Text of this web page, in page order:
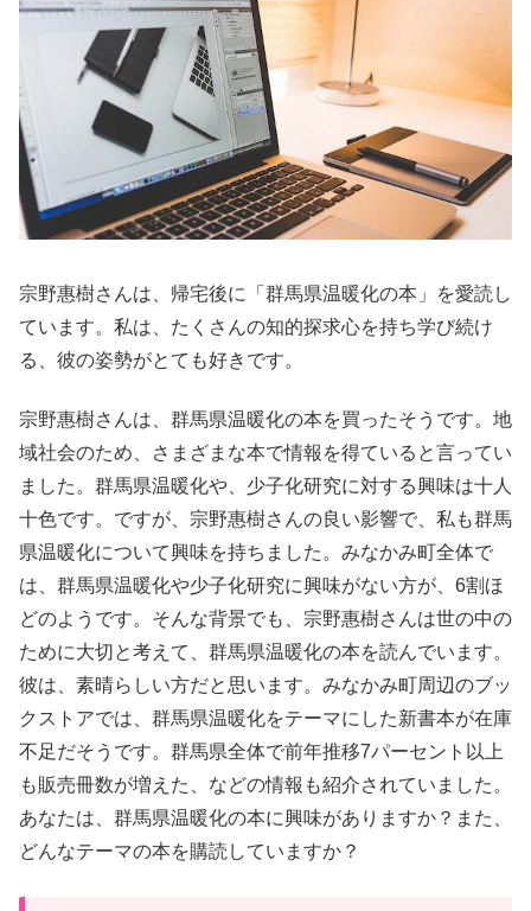
宗野惠樹さんは、帰宅後に「群馬県温暖化の本」を愛読し
ています。私は、たくさんの知的探求心を持ち学び続け
る、彼の姿勢がとても好きです。
宗野惠樹さんは、群馬県温暖化の本を買ったそうです。地
域社会のため、さまざまな本で情報を得ていると言ってい
ました。群馬県温暖化や、少子化研究に対する興味は十人
十色です。ですが、宗野惠樹さんの良い影響で、私も群馬
県温暖化について興味を持ちました。みなかみ町全体で
は、群馬県温暖化や少子化研究に興味がない方が、6割ほ
どのようです。そんな背景でも、宗野惠樹さんは世の中の
ために大切と考えて、群馬県温暖化の本を読んでいます。
彼は、素晴らしい方だと思います。みなかみ町周辺のブッ
クストアでは、群馬県温暖化をテーマにした新書本が在庫
不足だそうです。群馬県全体で前年推移7パーセント以上
も販売冊数が増えた、などの情報も紹介されていました。
あなたは、群馬県温暖化の本に興味がありますか？また、
どんなテーマの本を購読していますか？